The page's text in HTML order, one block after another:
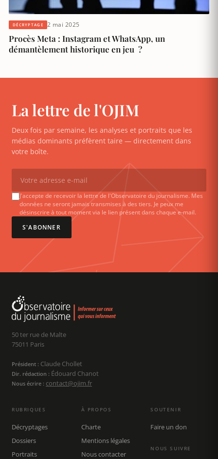
DÉCRYPTAGE 2 mai 2025
Procès Meta : Instagram et WhatsApp, un
démantèlement historique en jeu ?
La lettre de l'OJIM
Deux fois par semaine, les analyses et portraits que les
médias dominants préfèrent taire — directement dans
votre boîte.
J'accepte de recevoir la lettre de l'Observatoire du journalisme. Mes
données ne seront jamais transmises à des tiers. Je peux me
désinscrire à tout moment via le lien présent dans chaque e-mail.
S'ABONNER
50 ter rue de Malte
75011 Paris
Président : Claude Chollet
Dir. rédaction : Édouard Chanot
Nous écrire : contact@ojim.fr
RUBRIQUES
Décryptages
Dossiers
Portraits
À PROPOS
Charte
Mentions légales
Nous contacter
SOUTENIR
Faire un don
NOUS SUIVRE